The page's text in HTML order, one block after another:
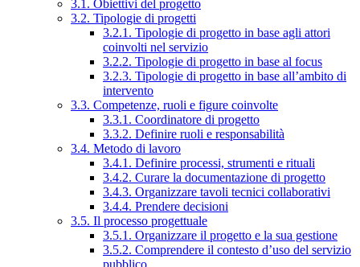
3.1. Obiettivi del progetto
3.2. Tipologie di progetti
3.2.1. Tipologie di progetto in base agli attori
coinvolti nel servizio
3.2.2. Tipologie di progetto in base al focus
3.2.3. Tipologie di progetto in base all’ambito di
intervento
3.3. Competenze, ruoli e figure coinvolte
3.3.1. Coordinatore di progetto
3.3.2. Definire ruoli e responsabilità
3.4. Metodo di lavoro
3.4.1. Definire processi, strumenti e rituali
3.4.2. Curare la documentazione di progetto
3.4.3. Organizzare tavoli tecnici collaborativi
3.4.4. Prendere decisioni
3.5. Il processo progettuale
3.5.1. Organizzare il progetto e la sua gestione
3.5.2. Comprendere il contesto d’uso del servizio
pubblico